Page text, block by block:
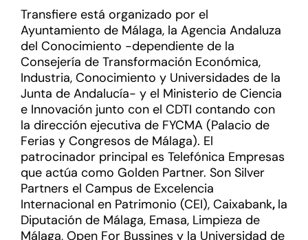
Transfiere está organizado por el
Ayuntamiento de Málaga, la Agencia Andaluza
del Conocimiento -dependiente de la
Consejería de Transformación Económica,
Industria, Conocimiento y Universidades de la
Junta de Andalucía- y el Ministerio de Ciencia
e Innovación junto con el CDTI contando con
la dirección ejecutiva de FYCMA (Palacio de
Ferias y Congresos de Málaga). El
patrocinador principal es Telefónica Empresas
que actúa como Golden Partner. Son Silver
Partners el Campus de Excelencia
Internacional en Patrimonio (CEI), Caixabank, la
Diputación de Málaga, Emasa, Limpieza de
Málaga, Open For Bussines y la Universidad de